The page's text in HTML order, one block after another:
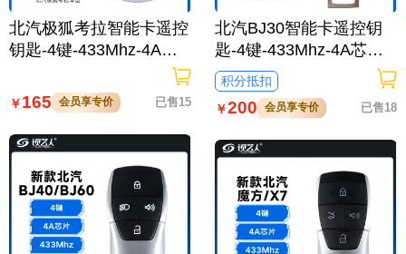
北汽极狐考拉智能卡遥控
钥匙-4键-433Mhz-4A芯
￥165 会员享专价 已售15
北汽BJ30智能卡遥控钥
匙-4键-433Mhz-4A芯片-
原厂
积分抵扣
￥200 会员享专价 已售18